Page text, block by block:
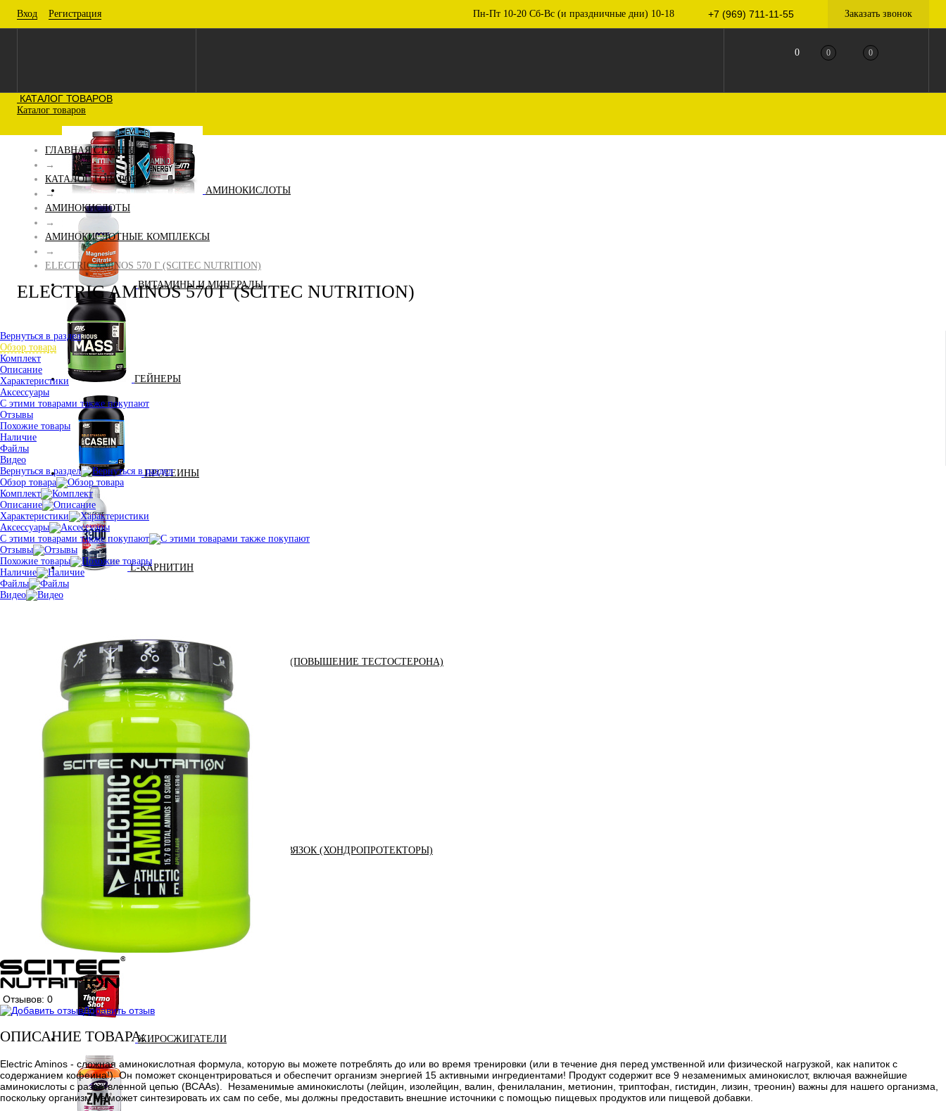
Вход Регистрация Пн-Пт 10-20 Сб-Вс (и праздничные дни) 10-18 +7 (969) 711-11-55 Заказать звонок
0 0 0
КАТАЛОГ ТОВАРОВ
Каталог товаров
АМИНОКИСЛОТЫ
ВИТАМИНЫ И МИНЕРАЛЫ
ГЕЙНЕРЫ
ПРОТЕИНЫ
L-КАРНИТИН
АНАБОЛИЧЕСКИЕ КОМПЛЕКСЫ(ПОВЫШЕНИЕ ТЕСТОСТЕРОНА)
АКСЕССУАРЫ
ДОБАВКИ ДЛЯ СУСТАВОВ И СВЯЗОК (ХОНДРОПРОТЕКТОРЫ)
ДИЕТИЧЕСКОЕ ПИТАНИЕ
ЖИРОСЖИГАТЕЛИ
ГЛАВНАЯ СТРАНИЦА
→
КАТАЛОГ ТОВАРОВ
→
АМИНОКИСЛОТЫ
→
АМИНОКИСЛОТНЫЕ КОМПЛЕКСЫ
→
ELECTRIC AMINOS 570 Г (SCITEC NUTRITION)
ELECTRIC AMINOS 570 Г (SCITEC NUTRITION)
Вернуться в раздел
Обзор товара
Комплект
Описание
Характеристики
Аксессуары
С этими товарами также покупают
Отзывы
Похожие товары
Наличие
Файлы
Видео
Вернуться в раздел
Обзор товара
Комплект
Описание
Характеристики
Аксессуары
С этими товарами также покупают
Отзывы
Похожие товары
Наличие
Файлы
Видео
Отзывов: 0
Добавить отзыв
ОПИСАНИЕ ТОВАРА:
Electric Aminos - сложная аминокислотная формула, которую вы можете потреблять до или во время тренировки (или в течение дня перед умственной или физической нагрузкой, как напиток с
содержанием кофеина!). Он поможет сконцентрироваться и обеспечит организм энергией 15 активными ингредиентами! Продукт содержит все 9 незаменимых аминокислот, включая важнейшие
аминокислоты с разветвленной цепью (BCAAs). Незаменимые аминокислоты (лейцин, изолейцин, валин, фенилаланин, метионин, триптофан, гистидин, лизин, треонин) важны для нашего организма,
поскольку организм не может синтезировать их сам по себе, мы должны предоставить внешние источники с помощью пищевых продуктов или пищевой добавки.